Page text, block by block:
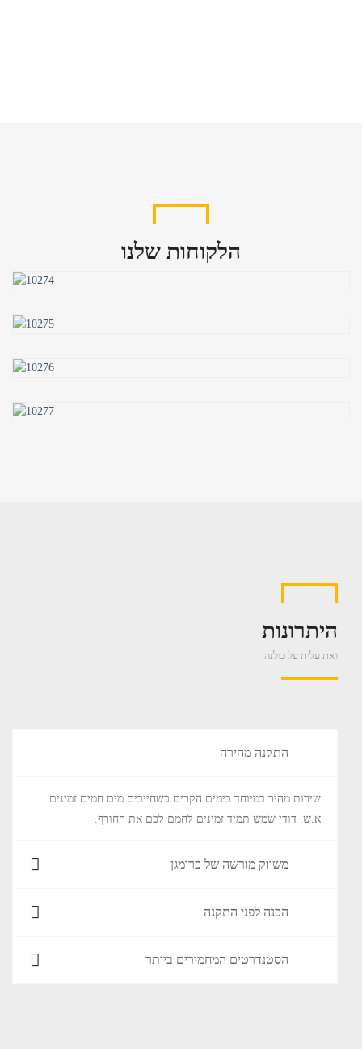
הלקוחות שלנו
היתרונות
ואת עלית על כולנה
התקנה מהירה
שירות מהיר במיוחד בימים הקרים כשחייבים מים חמים זמינים
א.ש. דודי שמש תמיד זמינים לחמם לכם את החורף.
משווק מורשה של כרומגן
הכנה לפני התקנה
הסטנדרטים המחמירים ביותר